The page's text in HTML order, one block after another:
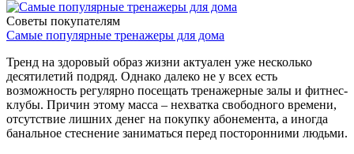
Советы покупателям
Самые популярные тренажеры для дома
Тренд на здоровый образ жизни актуален уже несколько
десятилетий подряд. Однако далеко не у всех есть
возможность регулярно посещать тренажерные залы и фитнес-
клубы. Причин этому масса – нехватка свободного времени,
отсутствие лишних денег на покупку абонемента, а иногда
банальное стеснение заниматься перед посторонними людьми.